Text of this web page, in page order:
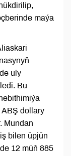
maýa
uly
Bu
dollary
Mundan
bilen üpjün
12 müň 885